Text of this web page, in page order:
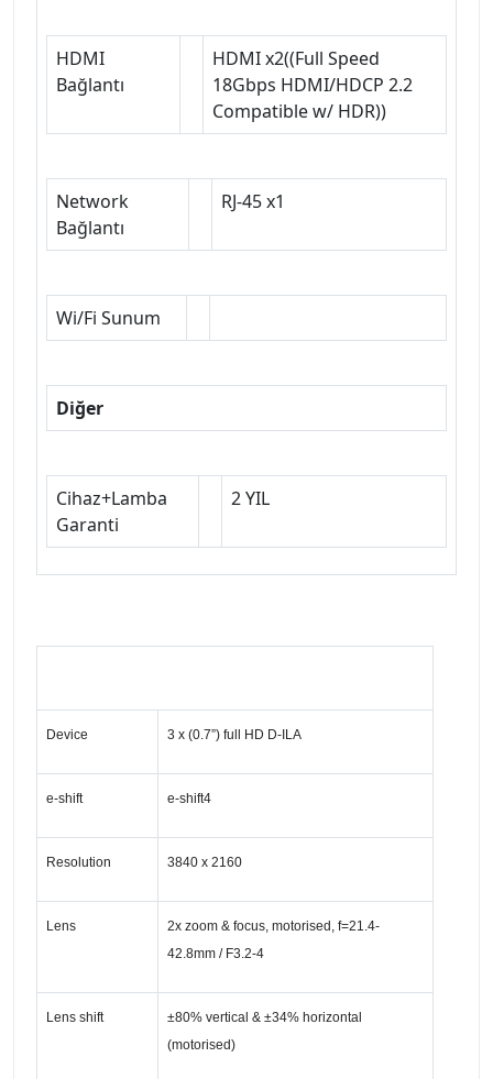
HDMI
Bağlantı
HDMI x2((Full Speed
18Gbps HDMI/HDCP 2.2
Compatible w/ HDR))
Network
Bağlantı
RJ-45 x1
Wi/Fi Sunum
Diğer
Cihaz+Lamba
Garanti
2 YIL
Device 3 x (0.7”) full HD D-ILA
e-shift e-shift4
Resolution 3840 x 2160
Lens
2x zoom & focus, motorised, f=21.4-
42.8mm / F3.2-4
Lens shift
±80% vertical & ±34% horizontal
(motorised)